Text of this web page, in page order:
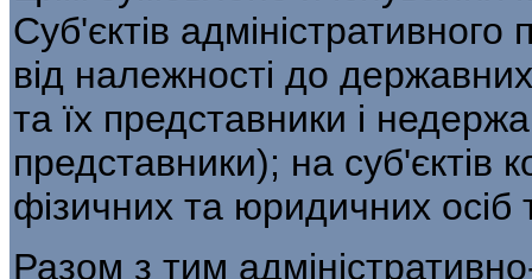
Суб'єктів
від належності до державних
та їх пред­ставники і
представники); на суб'єктів
фізичних та юридичних осіб
Разом з тим